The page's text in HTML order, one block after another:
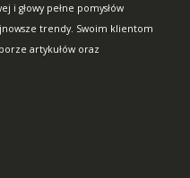
i głowy pełne pomysłów
trendy. Swoim klientom
artykułów oraz